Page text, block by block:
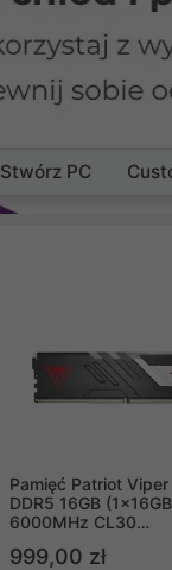
Stwórz PC
Pamięć Patriot Viper
DDR5 16GB
6000MHz CL30
999,00 zł